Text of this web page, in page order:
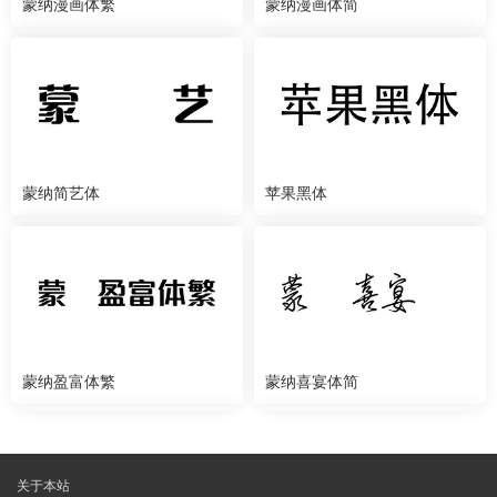
蒙纳简艺体 苹果黑体
蒙纳盈富体繁 蒙纳喜宴体简
关于本站